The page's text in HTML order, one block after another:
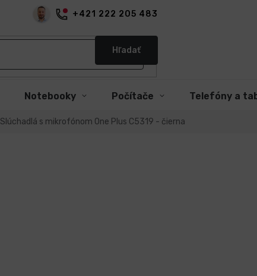
+421 222 205 483
Hľadať
Notebooky Počítače Telefóny a
Slúchadlá s mikrofónom One Plus C5319 - čierna